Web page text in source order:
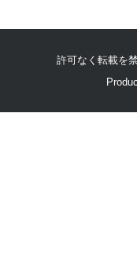
許可なく転載を